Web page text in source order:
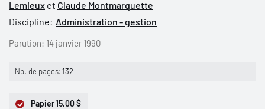
Lemieux et Claude Montmarquette
Discipline: Administration - gestion
Parution: 14 janvier 1990
Nb. de pages:132
Papier15,00 $